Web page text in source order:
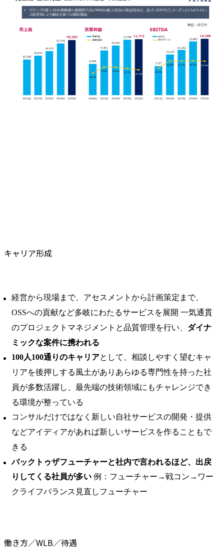
キャリア形成
経営から現場まで、アセスメントから計画策定まで、
OSSへの貢献など多岐にわたるサービスを展開 一気通貫
のプロジェクトマネジメントと品質管理を行い、 ダイナ
ミックな案件に携われる
100人100通りのキャリアとして、相談しやすく望むキャ
リアを後押しする風土がありあらゆる専門性を持った社
員が多数活躍し、最先端の技術領域にもチャレンジでき
る環境が整っている
コンサルだけではなく新しい自社サービスの開発・提供
などアイディアがあれば新しいサービスを作ることもで
きる
バックトゥザフューチャーと社内で言われるほど、出戻
りしてくる社員が多い 例：フューチャー→戦コン→ワー
クライフバランス見直しフューチャー
働き方／WLB／待遇